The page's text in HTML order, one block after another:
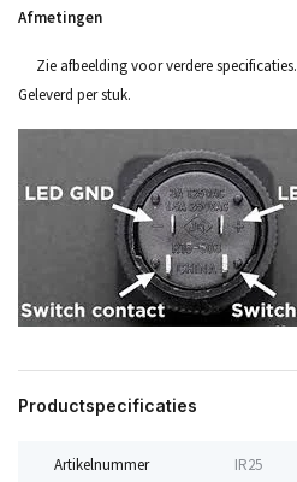
Afmetingen
Zie afbeelding voor verdere specificaties.
Geleverd per stuk.
Productspecificaties
Artikelnummer IR25